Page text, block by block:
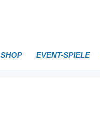
SHOP EVENT-SPIELE